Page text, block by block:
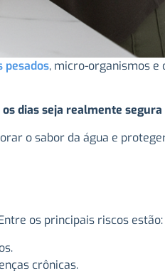
pesados, micro-organismos
dias seja realmente segura
o sabor da água e
os principais riscos estão:
crônicas.